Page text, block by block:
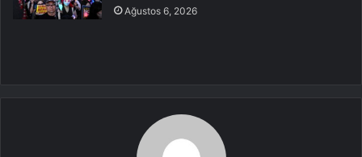
Ağustos 6, 2026